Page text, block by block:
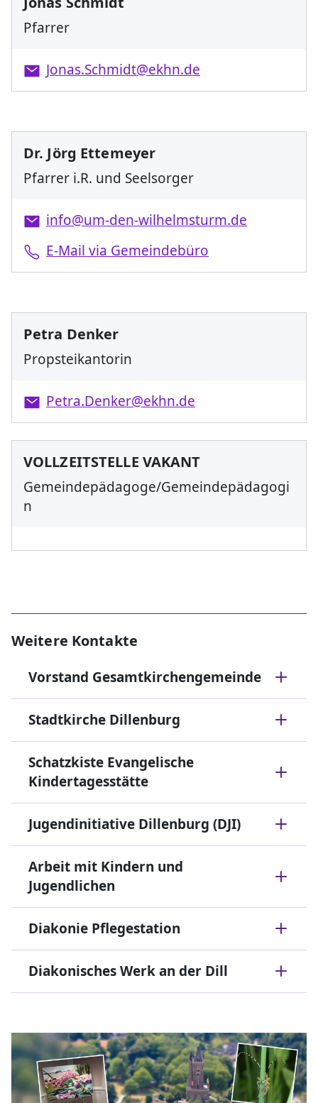
Pfarrer
Jonas.Schmidt@ekhn.de
Dr. Jörg Ettemeyer
Pfarrer i.R. und Seelsorger
info@um-den-wilhelmsturm.de
E-Mail via Gemeindebüro
Petra Denker
Propsteikantorin
Petra.Denker@ekhn.de
VOLLZEITSTELLE VAKANT
Gemeindepädagoge/Gemeindepädagogi
n
Weitere Kontakte
Vorstand Gesamtkirchengemeinde
Stadtkirche Dillenburg
Schatzkiste Evangelische
Kindertagesstätte
Jugendinitiative Dillenburg (DJI)
Arbeit mit Kindern und
Jugendlichen
Diakonie Pflegestation
Diakonisches Werk an der Dill